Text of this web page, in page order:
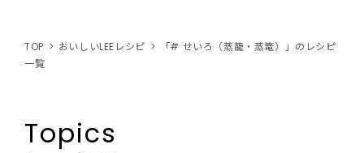
TOP おいしいLEEレシピ
「# せいろ（蒸籠・蒸篭）」のレシピ
一覧
Topics